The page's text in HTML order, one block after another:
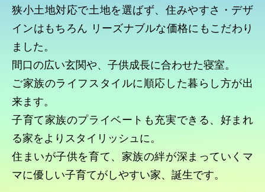
狭小土地対応で土地を選ばず、住みやすさ・デザ
インはもちろん リーズナブルな価格にもこだわり
ました。
間口の広い玄関や、子供成長に合わせた寝室。
ご家族のライフスタイルに順応した暮らし方が出
来ます。
子育て家族のプライベートも充実できる、好まれ
る家をよりスタイリッシュに。
住まいが子供を育て、家族の絆が深まっていくマ
マに優しい子育てがしやすい家、誕生です。